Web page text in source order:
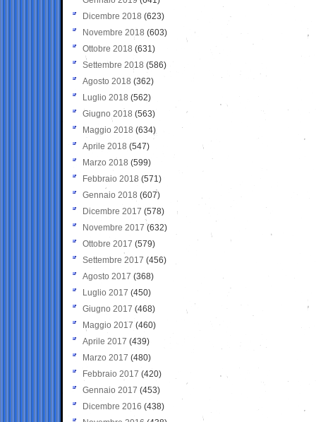
Dicembre 2018 (623)
Novembre 2018 (603)
Ottobre 2018 (631)
Settembre 2018 (586)
Agosto 2018 (362)
Luglio 2018 (562)
Giugno 2018 (563)
Maggio 2018 (634)
Aprile 2018 (547)
Marzo 2018 (599)
Febbraio 2018 (571)
Gennaio 2018 (607)
Dicembre 2017 (578)
Novembre 2017 (632)
Ottobre 2017 (579)
Settembre 2017 (456)
Agosto 2017 (368)
Luglio 2017 (450)
Giugno 2017 (468)
Maggio 2017 (460)
Aprile 2017 (439)
Marzo 2017 (480)
Febbraio 2017 (420)
Gennaio 2017 (453)
Dicembre 2016 (438)